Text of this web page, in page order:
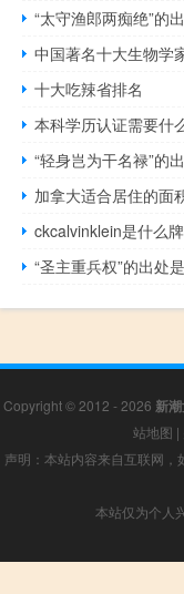
“太守渔郎两痴绝”的
中国著名十大生物学
十大吃辣省排名
本科学历认证需要什
“轻身岂为干名禄”的
加拿大适合居住的面
ckcalvinklein是什么
“圣主重兵权”的出处
Copyright © 2012 - 2026 新
站地图 |
声明：本站内容来自互联网
本站仅为个人